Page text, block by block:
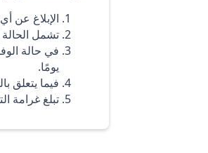
الإبلاغ عن
تشمل الحالة
يومًا.
فيما يتعلق
تبلغ غرامة التأخير في